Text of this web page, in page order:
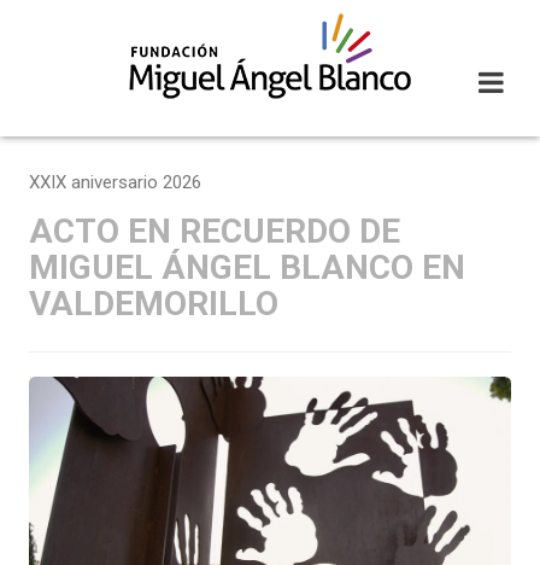
XXIX aniversario 2026
ACTO EN RECUERDO DE
MIGUEL ÁNGEL BLANCO EN
VALDEMORILLO